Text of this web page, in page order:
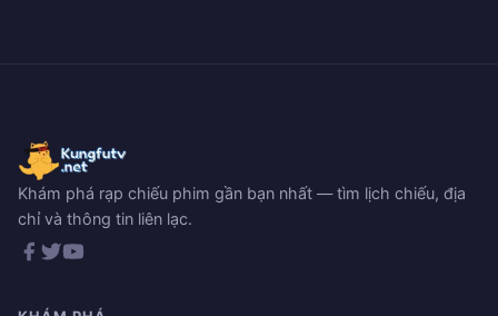
Khám phá rạp chiếu phim gần bạn nhất — tìm lịch chiếu, địa
chỉ và thông tin liên lạc.